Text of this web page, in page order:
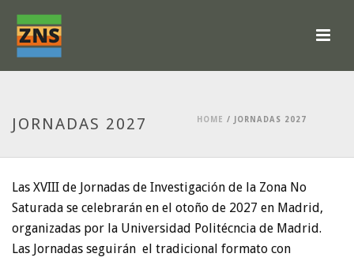
JORNADAS 2027 HOME / JORNADAS 2027
Las XVIII de Jornadas de Investigación de la Zona No
Saturada se celebrarán en el otoño de 2027 en Madrid,
organizadas por la Universidad Politécncia de Madrid.
Las Jornadas seguirán el tradicional formato con